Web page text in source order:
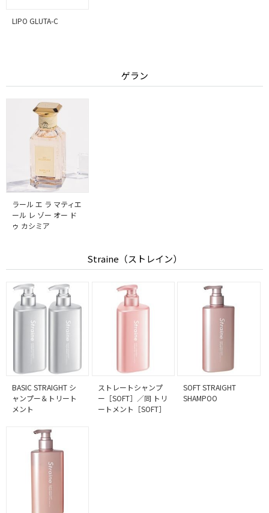
LIPO GLUTA-C
ゲラン
ラール エ ラ マティエ
ール レ ゾー オー ド
ゥ カシミア
Straine（ストレイン）
BASIC STRAIGHT シ
ャンプー＆トリート
メント
ストレートシャンプ
ー［SOFT］／同 トリ
ートメント［SOFT］
SOFT STRAIGHT
SHAMPOO